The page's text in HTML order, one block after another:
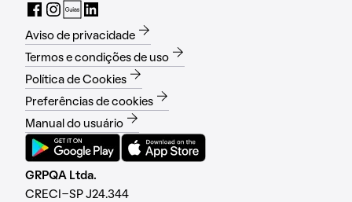
Aviso de privacidade
Termos e condições de uso
Política de Cookies
Preferências de cookies
Manual do usuário
GRPQA Ltda.
CRECI-SP J24.344